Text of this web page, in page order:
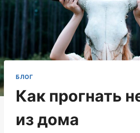
БЛОГ
Как прогнать
из дома